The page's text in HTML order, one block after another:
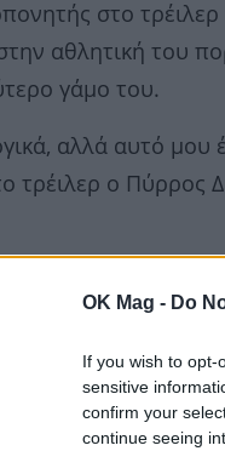
OK Mag - Do
If you wish to
sensitive
confirm your
continue seeing
στο
αθλητική του
γάμο του.
αλλά αυτό μου
τρέιλερ ο Πύρρος